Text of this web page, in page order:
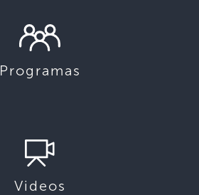
Programas
Videos